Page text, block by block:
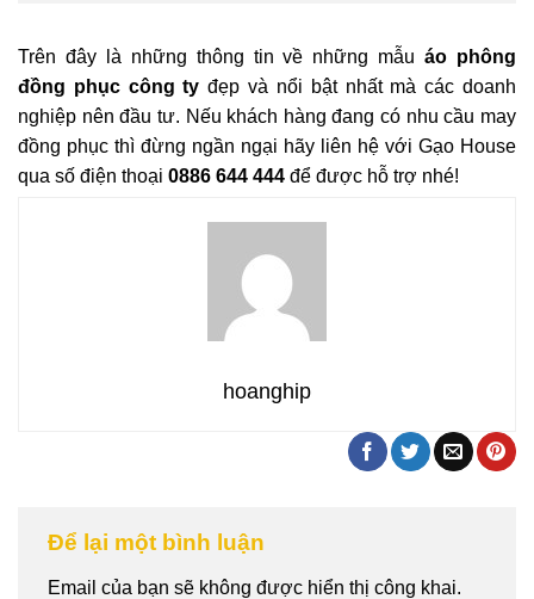
Trên đây là những thông tin về những mẫuáo phông
đồng phục công ty đẹp và nổi bật nhất mà các doanh
nghiệp nên đầu tư. Nếu khách hàng đang có nhu cầu may
đồng phục thì đừng ngần ngại hãy liên hệ với Gạo House
qua số điện thoại 0886 644 444 để được hỗ trợ nhé!
hoanghip
Để lại một bình luận
Email của bạn sẽ không được hiển thị công khai.